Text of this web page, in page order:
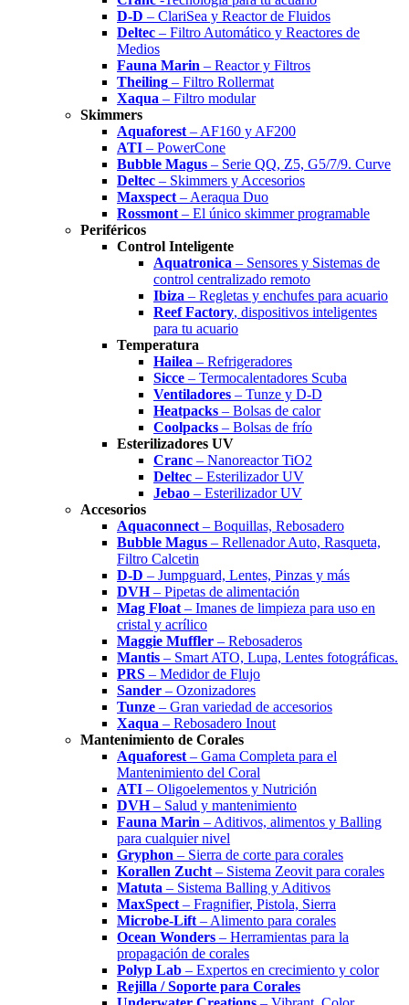
D-D – ClariSea y Reactor de Fluidos
Deltec – Filtro Automático y Reactores de
Medios
Fauna Marin – Reactor y Filtros
Theiling – Filtro Rollermat
Xaqua – Filtro modular
Skimmers
Aquaforest – AF160 y AF200
ATI – PowerCone
Bubble Magus – Serie QQ, Z5, G5/7/9. Curve
Deltec – Skimmers y Accesorios
Maxspect – Aeraqua Duo
Rossmont – El único skimmer programable
Periféricos
Control Inteligente
Aquatronica – Sensores y Sistemas de
control centralizado remoto
Ibiza – Regletas y enchufes para acuario
Reef Factory, dispositivos inteligentes
para tu acuario
Temperatura
Hailea – Refrigeradores
Sicce – Termocalentadores Scuba
Ventiladores – Tunze y D-D
Heatpacks – Bolsas de calor
Coolpacks – Bolsas de frío
Esterilizadores UV
Cranc – Nanoreactor TiO2
Deltec – Esterilizador UV
Jebao – Esterilizador UV
Accesorios
Aquaconnect – Boquillas, Rebosadero
Bubble Magus – Rellenador Auto, Rasqueta,
Filtro Calcetin
D-D – Jumpguard, Lentes, Pinzas y más
DVH– Pipetas de alimentación
Mag Float – Imanes de limpieza para uso en
cristal y acrílico
Maggie Muffler – Rebosaderos
Mantis – Smart ATO, Lupa, Lentes fotográficas.
PRS – Medidor de Flujo
Sander – Ozonizadores
Tunze – Gran variedad de accesorios
Xaqua – Rebosadero Inout
Mantenimiento de Corales
Aquaforest – Gama Completa para el
Mantenimiento del Coral
ATI – Oligoelementos y Nutrición
DVH– Salud y mantenimiento
Fauna Marin – Aditivos, alimentos y Balling
para cualquier nivel
Gryphon – Sierra de corte para corales
Korallen Zucht – Sistema Zeovit para corales
Matuta – Sistema Balling y Aditivos
MaxSpect – Fragnifier, Pistola, Sierra
Microbe-Lift – Alimento para corales
Ocean Wonders – Herramientas para la
propagación de corales
Polyp Lab – Expertos en crecimiento y color
Rejilla / Soporte para Corales